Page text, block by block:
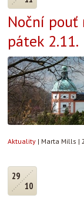
Noční pouť
pátek 2.11.
Aktuality | Marta Mills |
29
10